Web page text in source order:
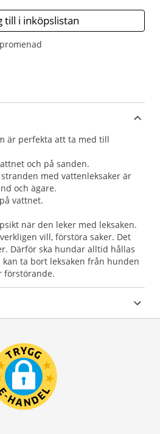
till i inköpslistan
är perfekta att ta med till
och på sanden.
med vattenleksaker är
och ägare.
vattnet.
när den leker med leksaken.
vill, förstöra saker. Det
Därför ska hundar alltid hållas
ta bort leksaken från hunden
förstörande.